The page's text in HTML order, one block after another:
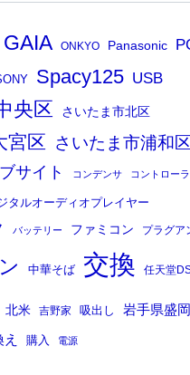
GAIA ONKYO Panasonic
Spacy125 USB
央区 さいたま市北区
宮区 さいたま市浦和区
サイト コンデンサ コントローラ
タルオーディオプレイヤー
バッテリー ファミコン プラグア
中華そば 交換 任天堂
北米 吉野家 吸出し 岩手県盛
購入 電源